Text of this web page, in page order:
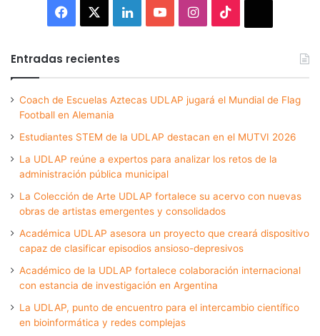
Facebook LinkedInYouTubeInstagram
Entradas recientes
Coach de Escuelas Aztecas UDLAP jugará el Mundial de Flag
Football en Alemania
Estudiantes STEM de la UDLAP destacan en el MUTVI 2026
La UDLAP reúne a expertos para analizar los retos de la
administración pública municipal
La Colección de Arte UDLAP fortalece su acervo con nuevas
obras de artistas emergentes y consolidados
Académica UDLAP asesora un proyecto que creará dispositivo
capaz de clasificar episodios ansioso-depresivos
Académico de la UDLAP fortalece colaboración internacional
con estancia de investigación en Argentina
La UDLAP, punto de encuentro para el intercambio científico
en bioinformática y redes complejas